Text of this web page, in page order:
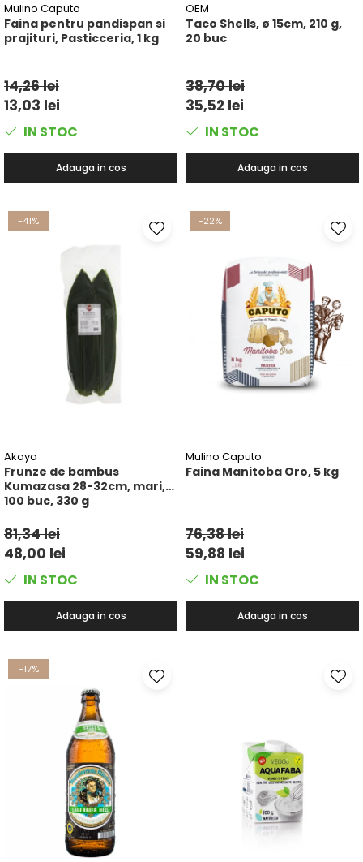
Mulino Caputo
Faina pentru pandispan si
prajituri, Pasticceria, 1 kg
14,26 lei
13,03 lei
IN STOC
Adauga in cos
OEM
Taco Shells, ø 15cm, 210 g,
20 buc
38,70 lei
35,52 lei
IN STOC
Adauga in cos
-41%
Akaya
Frunze de bambus
Kumazasa 28-32cm, mari,
100 buc, 330 g
81,34 lei
48,00 lei
IN STOC
Adauga in cos
-22%
Mulino Caputo
Faina Manitoba Oro, 5 kg
76,38 lei
59,88 lei
IN STOC
Adauga in cos
-17%